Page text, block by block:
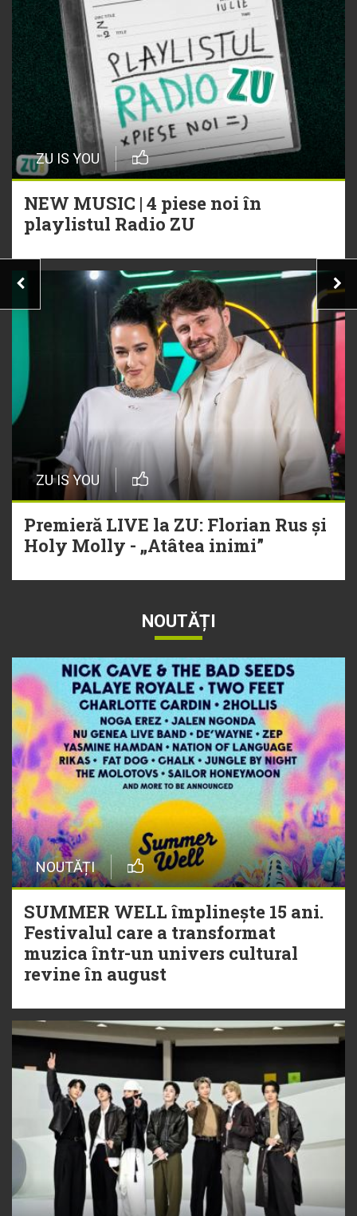
ZU IS YOU
NEW MUSIC | 4 piese noi în
playlistul Radio ZU
ZU IS YOU
Premieră LIVE la ZU: Florian Rus și
Holy Molly - „Atâtea inimi”
NOUTĂȚI
NOUTĂȚI
SUMMER WELL împlinește 15 ani.
Festivalul care a transformat
muzica într-un univers cultural
revine în august